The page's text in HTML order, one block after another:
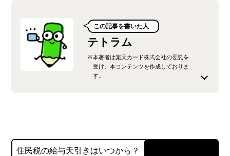
この記事を書いた人
テトラム
※本著者は楽天カード株式会社の委託を
受け、本コンテンツを作成しておりま
す。
をわかりやすくかみ砕いてお伝えします。
住民税の給与天引きはいつから？